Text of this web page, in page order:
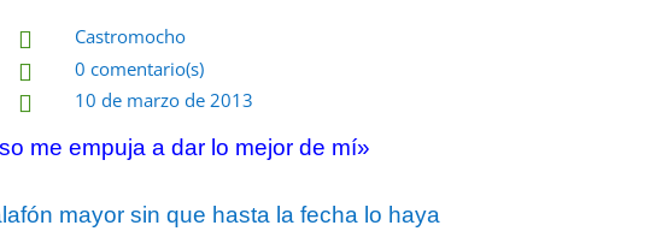
 Castromocho
 0 comentario(s)
 10 de marzo de 2013
me empuja a dar lo mejor de mí»
mayor sin que hasta la fecha lo haya